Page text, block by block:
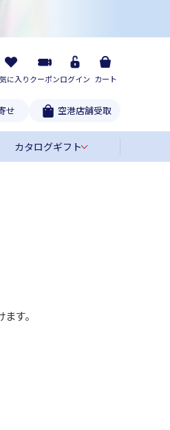
に入りクーポンログイン カート
せ 空港店舗受取
カタログギフト
す。